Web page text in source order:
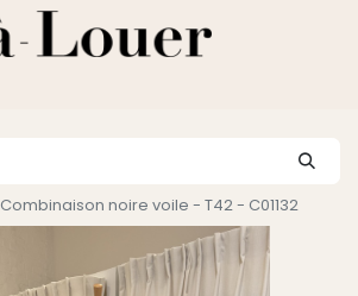
Combinaison noire voile - T42 - C01132